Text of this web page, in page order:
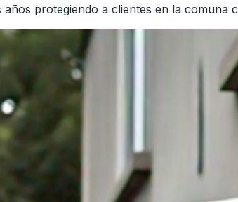
protegiendo a clientes en la